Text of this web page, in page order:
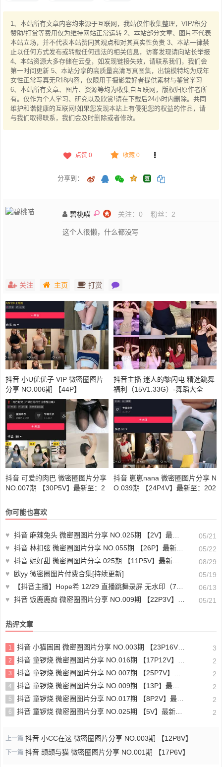
1、本站所有文章内容均来源于互联网，我站仅作收集整理，VIP/积分
赞助/打赏等费用仅为维持网站正常运转 2、本站部分文章、图片不代表
本站立场，并不代表本站赞同其观点和对其真实性负责 3、本站一律禁
止以任何方式发布或转载任何违法的相关信息，访客发现请向站长举报
4、本站资源大多存储在云盘，如发现链接失效，请联系我们，我们会
第一时间更新 5、本站分享的高质量高清写真图集，出镜模特均为成年
女性正常写真无R18内容，仅限用于摄影爱好者提供素材与鉴赏学习
6、本站所有文章、图片、资源等均为收集自互联网，版权归原作者所
有。仅作为个人学习、研究以及欣赏!请在下载后24小时内删除。共同
维护和谐健康的互联网!如果您发现本站上有侵犯您的权益的作品，请
与我们取得联系，我们会及时删除或者修改。
点赞 0 收藏 0
分享到：
碧桃喵 关注： 0 粉丝： 2
这个人很懒，什么都没写
关注 主页 打赏
抖音 小U优优子 VIP 微密圈图片
分享 NO.006期 【44P】
抖音主播 迷人的黎闪电 精选跳舞
福利（15V1.33G）-舞蹈大全
抖音 可爱的肉巴 微密圈图片分享
NO.007期 【30P5V】最新至：2
抖音 崽崽nana 微密圈图片分享 N
O.039期 【24P4V】最新至：202
你可能也喜欢
♥ 抖音 麻辣兔头 微密圈图片分享 NO.025期 【2V】最新至：2023.10.21
05/21
♥ 抖音 林扣弦 微密圈图片分享 NO.055期 【26P】最新至：2024.1.25
05/22
♥ 抖音 妮好甜 微密圈图片分享 025期 【11P5V】最新至：2024.8.26
08/29
♥
欧yy 微密圈图片付费合集[持续更新]
05/19
♥
【抖音主播】Hope希 12/29 直播跳舞录屏 无水印（7v/1.06g）-下载视频资源
06/13
♥ 抖音 饭鹿鹿痴 微密圈图片分享 NO.009期 【22P3V】最新至：2023.7.18 05/21
热评文章
1 抖音 小猫困困 微密圈图片分享 NO.003期 【23P16V】最新至：2025.1.23 3
2 抖音 童锣烧 微密圈图片分享 NO.016期 【17P12V】最新至：2024.11.12 2
3 抖音 童锣烧 微密圈图片分享 NO.007期 【25P7V】最新至：2023.10.24 2
4 抖音 童锣烧 微密圈图片分享 NO.009期 【13P】最新至：2023.12.28 2
5 抖音 童锣烧 微密圈图片分享 NO.017期 【8P2V】最新至：2204.11.14 2
6 抖音 童锣烧 微密圈图片分享 NO.025期 【5V】最新至：2025.3.12 2
上一篇 抖音 小CC在这 微密圈图片分享 NO.003期 【12P8V】
下一篇 抖音 颉颉与猫 微密圈图片分享 NO.001期 【17P6V】